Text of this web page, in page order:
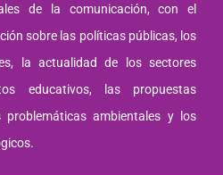
de la comunicación, con el
sobre las políticas públicas, los
la actualidad de los sectores
educativos, las propuestas
ambientales y los